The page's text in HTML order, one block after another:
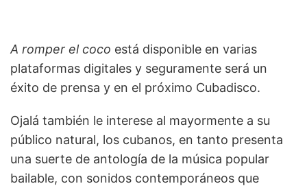
A romper el coco está disponible en varias
plataformas digitales y seguramente será un
éxito de prensa y en el próximo Cubadisco.
Ojalá también le interese al mayormente a su
público natural, los cubanos, en tanto presenta
una suerte de antología de la música popular
bailable, con sonidos contemporáneos que